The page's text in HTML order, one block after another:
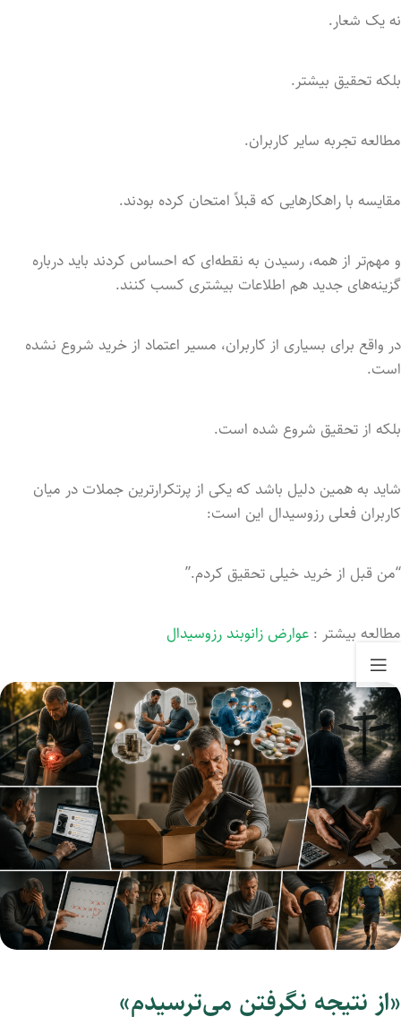
نه یک شعار.
بلکه تحقیق بیشتر.
مطالعه تجربه سایر کاربران.
مقایسه با راهکارهایی که قبلاً امتحان کرده بودند.
و مهم‌تر از همه، رسیدن به نقطه‌ای که احساس کردند باید درباره
گزینه‌های جدید هم اطلاعات بیشتری کسب کنند.
در واقع برای بسیاری از کاربران، مسیر اعتماد از خرید شروع نشده
است.
بلکه از تحقیق شروع شده است.
شاید به همین دلیل باشد که یکی از پرتکرارترین جملات در میان
کاربران فعلی رزوسیدال این است:
“من قبل از خرید خیلی تحقیق کردم.”
مطالعه بیشتر : عوارض زانوبند رزوسیدال
«از نتیجه نگرفتن می‌ترسیدم»